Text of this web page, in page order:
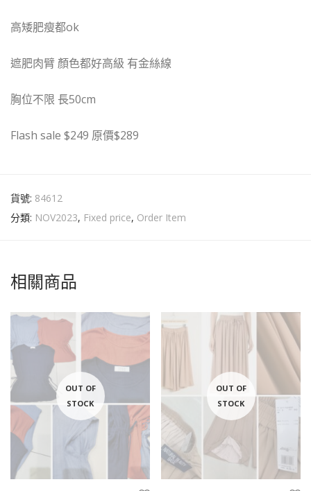
高矮肥瘦都ok
遮肥肉臂 顏色都好高級 有金絲線
胸位不限 長50cm
Flash sale $249 原價$289
貨號: 84612
分類: NOV2023, Fixed price, Order Item
相關商品